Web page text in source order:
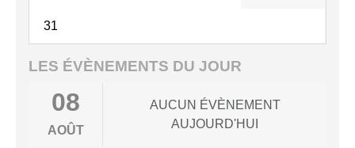
31
LES ÉVÈNEMENTS DU JOUR
08
AOÛT
AUCUN ÉVÈNEMENT
AUJOURD'HUI